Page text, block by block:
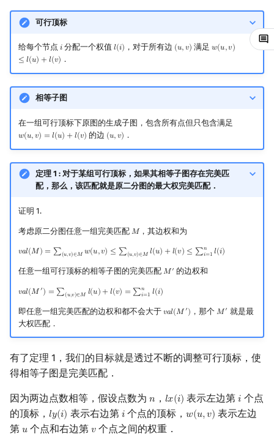
致谢
Geany
Xcode
CP Editor
Testlib
Polygon
OJ 工具
LaTeX 入门
Git
编译优化
Java 进阶
桶排序
希尔排序
排序相关 STL
二分
倍增
构造
回溯法
Dancing Links
Alpha–Beta 剪枝
优化
数位 DP
插头 DP
计数 DP
动态 DP
概率 DP
DP 套 DP
其它 DP 方法
Z 函数（扩展 KMP）
AC 自动机
后缀数组 (SA)
后缀自动机 (SAM)
后缀平衡树
广义后缀自动机
Manacher
回文树
序列自动机
最小表示法
Main–Lorentz 算法
弧度制与坐标系
复数
数论
模逆元
线性同余方程
阶乘取模
同余方程
二次剩余
阶 & 原根
离散对数
狄利克雷卷积
莫比乌斯反演
多项式与生成函数
常系数齐次线性递推
多项式平移|连续点值平移
形式幂级数复合|复合逆
指数生成函数
组合数学
Entringer Number
Eulerian Number
Pólya 计数
线性代数
特征多项式
对角化
抽象代数
概率论
博弈论
数值算法
杨氏矩阵
拟阵
Berlekamp–Massey 算法
单调栈
单调队列
ST 表
树状数组
线段树
划分树
左偏红黑树
AA 树
跳表
可持久化数据结构
树套树
K-D Tree
析合树
PQ 树
手指树
树分治
动态树分治
AHU 算法
树哈希
树上随机游走
旋转卡壳
半平面交
平面最近点对
随机增量法
反演变换
计算几何杂项
计算理论基础
字节顺序
约瑟夫问题
表达式求值
在一台机器上规划任务
主元素问题
15-puzzle
Kahan 求和
珂朵莉树/颜色段均摊
空间优化简介
可行顶标
给每个节点 𝑖i分配一个权值 𝑙(𝑖)
l(i) ，对于所有边 (𝑢,𝑣)
(u,v) 满足𝑤(𝑢,𝑣)
≤ 𝑙(𝑢) + 𝑙(𝑣)
w(u,v)≤ (v)
．
相等子图
在一组可行顶标下原图的生成子图，包含所有点但只包含满足
𝑤(𝑢,𝑣) = 𝑙(𝑢) + 𝑙(𝑣)
w(u,v)= (u )+l(v ) 的边 (𝑢,𝑣)
(u,v) ．
定理 1 : 对于某组可行顶标，如果其相等子图存在完美匹
配，那么，该匹配就是原二分图的最大权完美匹配．
证明 1.
考虑原二分图任意一组完美匹配 𝑀
M ，其边权和为
𝑣𝑎𝑙(𝑀) = ∑(𝑢,𝑣)∈𝑀 𝑤(𝑢,𝑣) ≤ ∑(𝑢,𝑣)∈𝑀 𝑙(𝑢) + 𝑙(𝑣) ≤ ∑𝑛
𝑖=1 𝑙(𝑖)
val(M) = ∑(u ,v)∈ Mw(u,v)≤∑(u, v)∈Ml(u)+l(v)≤∑i =1nl(i)
任意一组可行顶标的相等子图的完美匹配 𝑀′
M′ 的边权和
𝑣𝑎𝑙(𝑀 ′) = ∑(𝑢,𝑣)∈𝑀 𝑙(𝑢) + 𝑙(𝑣) = ∑𝑛
𝑖=1 𝑙(𝑖)
val(M′ )=∑ (u v)∈Ml(u) +l(v) =∑ i=1n l(i
即任意一组完美匹配的边权和都不会大于 𝑣𝑎𝑙(𝑀 ′)
val(M′ ) ，那个 𝑀′
M′
就是最
大权匹配．
有了定理 1，我们的目标就是透过不断的调整可行顶标，使
得相等子图是完美匹配．
因为两边点数相等，假设点数为 𝑛
n ， 𝑙𝑥(𝑖)
lx(i) 表示左边第𝑖
i 个点
的顶标， 𝑙𝑦(𝑖)
ly(i) 表示右边第 𝑖
i 个点的顶标，𝑤(𝑢,𝑣)
w(u,v) 表示左边
第 𝑢
u 个点和右边第𝑣
v个点之间的权重．